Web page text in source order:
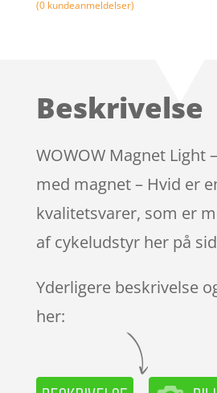
(0kundeanmeldelser)
Beskrivelse
WOWOW Magnet Light
med magnet – Hvid er
kvalitetsvarer, som er
af cykeludstyr her på
Yderligere beskrivelse
her: